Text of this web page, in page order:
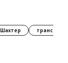
Шахтер трансферы